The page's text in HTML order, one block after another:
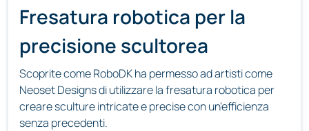
Fresatura robotica per la
precisione scultorea
Scoprite come RoboDK ha permesso ad artisti come
Neoset Designs di utilizzare la fresatura robotica per
creare sculture intricate e precise con un'efficienza
senza precedenti.